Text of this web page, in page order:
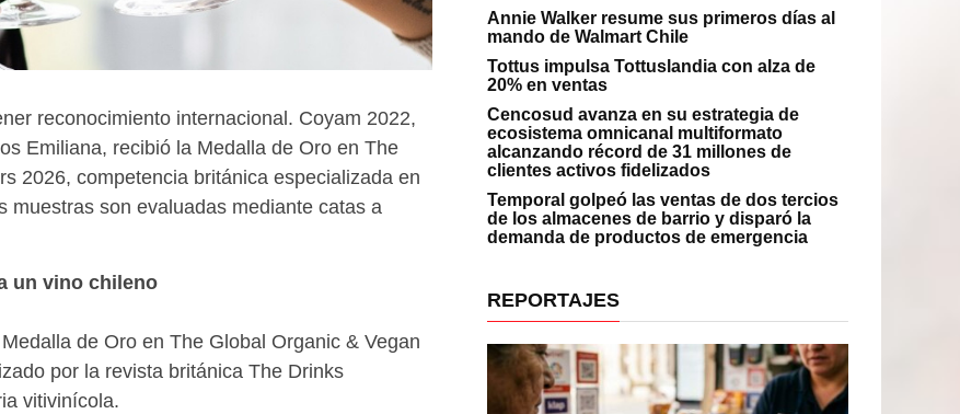
reconocimiento internacional. Coyam 2022,
Emiliana, recibió la Medalla de Oro en The
2026, competencia británica especializada en
muestras son evaluadas mediante catas a
un vino chileno
de Oro en The Global Organic & Vegan
por la revista británica The Drinks
vitivinícola.
Annie Walker resume sus primeros días al
mando de Walmart Chile
Tottus impulsa Tottuslandia con alza de
20% en ventas
Cencosud avanza en su estrategia de
ecosistema omnicanal multiformato
alcanzando récord de 31 millones de
clientes activos fidelizados
Temporal golpeó las ventas de dos tercios
de los almacenes de barrio y disparó la
demanda de productos de emergencia
REPORTAJES